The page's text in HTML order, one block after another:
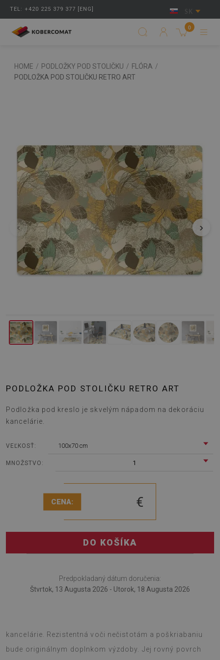
TEL: +420 225 379 377 [ENG] SK
0
HOME / PODLOŽKY POD STOLIČKU / FLÓRA /
PODLOŽKA POD STOLIČKU RETRO ART
‹ ›
PODLOŽKA POD STOLIČKU RETRO ART
Podložka pod kreslo je skvelým nápadom na dekoráciu
kancelárie.
VEĽKOSŤ: 100x70 cm
MNOŽSTVO: 1
CENA: €
DO KOŠÍKA
Predpokladaný dátum doručenia:
Štvrtok, 13 Augusta 2026 - Utorok, 18 Augusta 2026
kancelárie. Rezistentná voči nečistotám a poškriabaniu
bude originálnym doplnkom výzdoby. Jej rovný povrch